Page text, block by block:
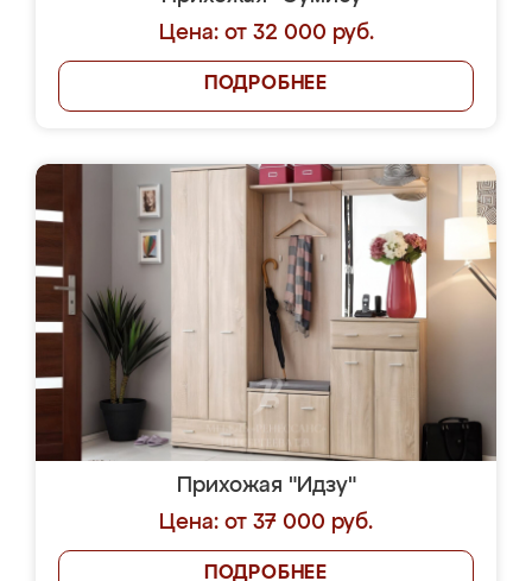
Цена: от 32 000 руб.
ПОДРОБНЕЕ
Прихожая "Идзу"
Цена: от 37 000 руб.
ПОДРОБНЕЕ